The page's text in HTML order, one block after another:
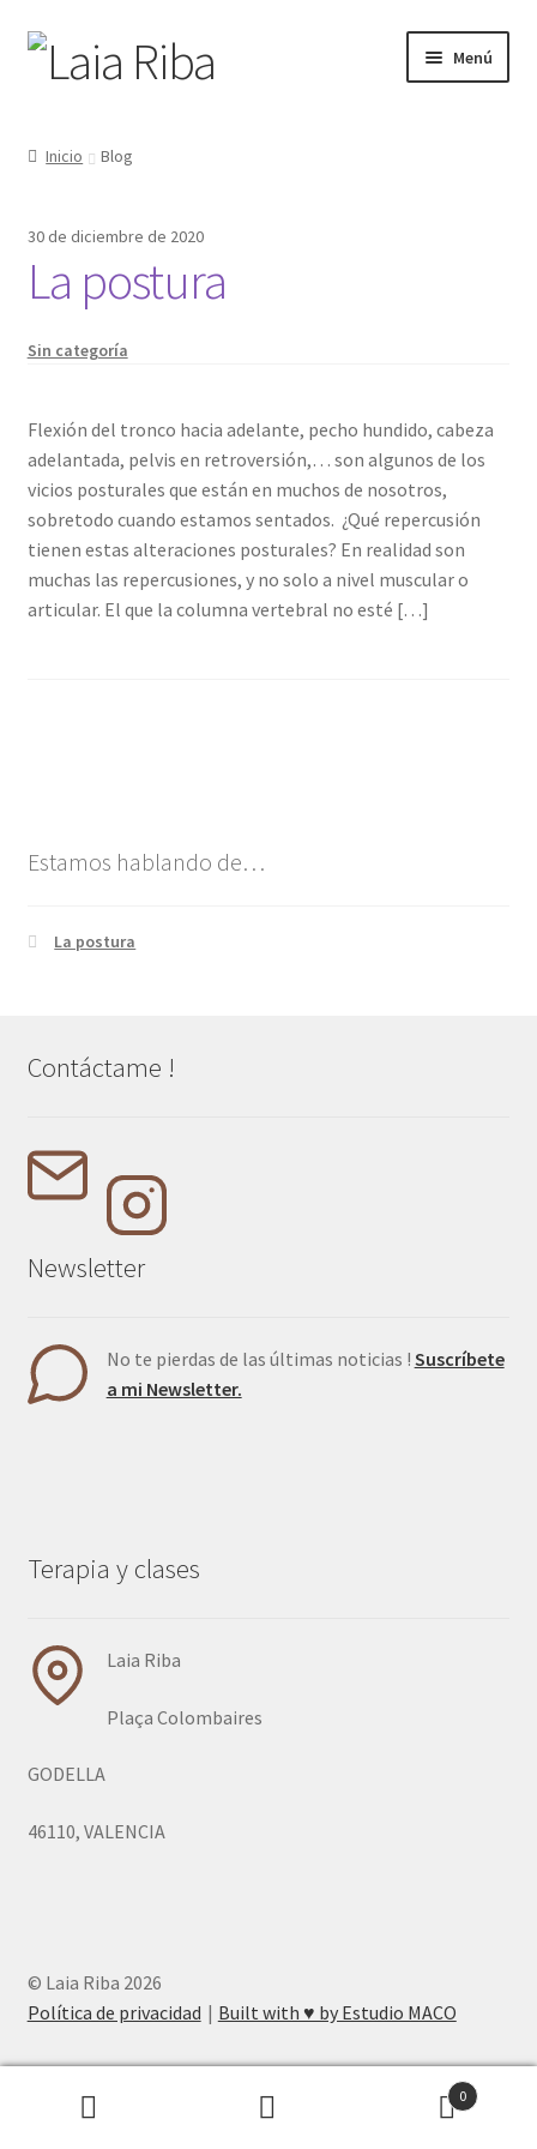
Ir
Ir
Menú
Terapia
Bonos
Blog
Inicio Blog
30 de diciembre de 2020
La postura
Sin categoría
Flexión del tronco hacia adelante, pecho hundido, cabeza
adelantada, pelvis en retroversión,… son algunos de los
vicios posturales que están en muchos de nosotros,
sobretodo cuando estamos sentados. ¿Qué repercusión
tienen estas alteraciones posturales? En realidad son
muchas las repercusiones, y no solo a nivel muscular o
articular. El que la columna vertebral no esté […]
Estamos hablando de…
La postura
Contáctame !
Newsletter
No te pierdas de las últimas noticias ! Suscríbete
a mi Newsletter.
Terapia y clases
Laia Riba
Plaça Colombaires
GODELLA
46110, VALENCIA
© Laia Riba 2026
Política de privacidad
Built with ♥︎ by Estudio MACO
0